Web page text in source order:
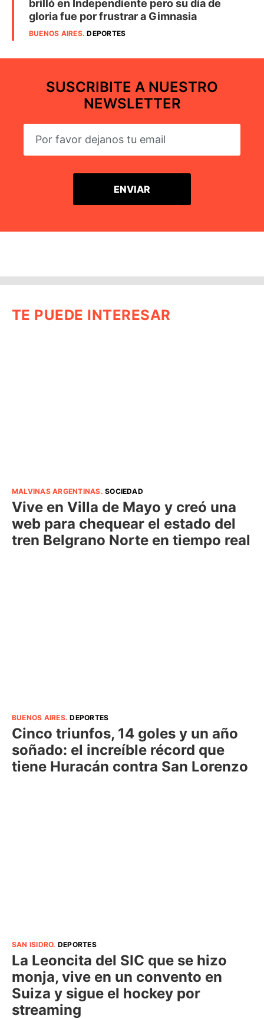
brilló en Independiente pero su día de
gloria fue por frustrar a Gimnasia
BUENOS AIRES.DEPORTES
SUSCRIBITE A NUESTRO
NEWSLETTER
TE PUEDE INTERESAR
MALVINAS ARGENTINAS.SOCIEDAD
Vive en Villa de Mayo y creó una
web para chequear el estado del
tren Belgrano Norte en tiempo real
BUENOS AIRES.DEPORTES
Cinco triunfos, 14 goles y un año
soñado: el increíble récord que
tiene Huracán contra San Lorenzo
SAN ISIDRO. DEPORTES
La Leoncita del SIC que se hizo
monja, vive en un convento en
Suiza y sigue el hockey por
streaming